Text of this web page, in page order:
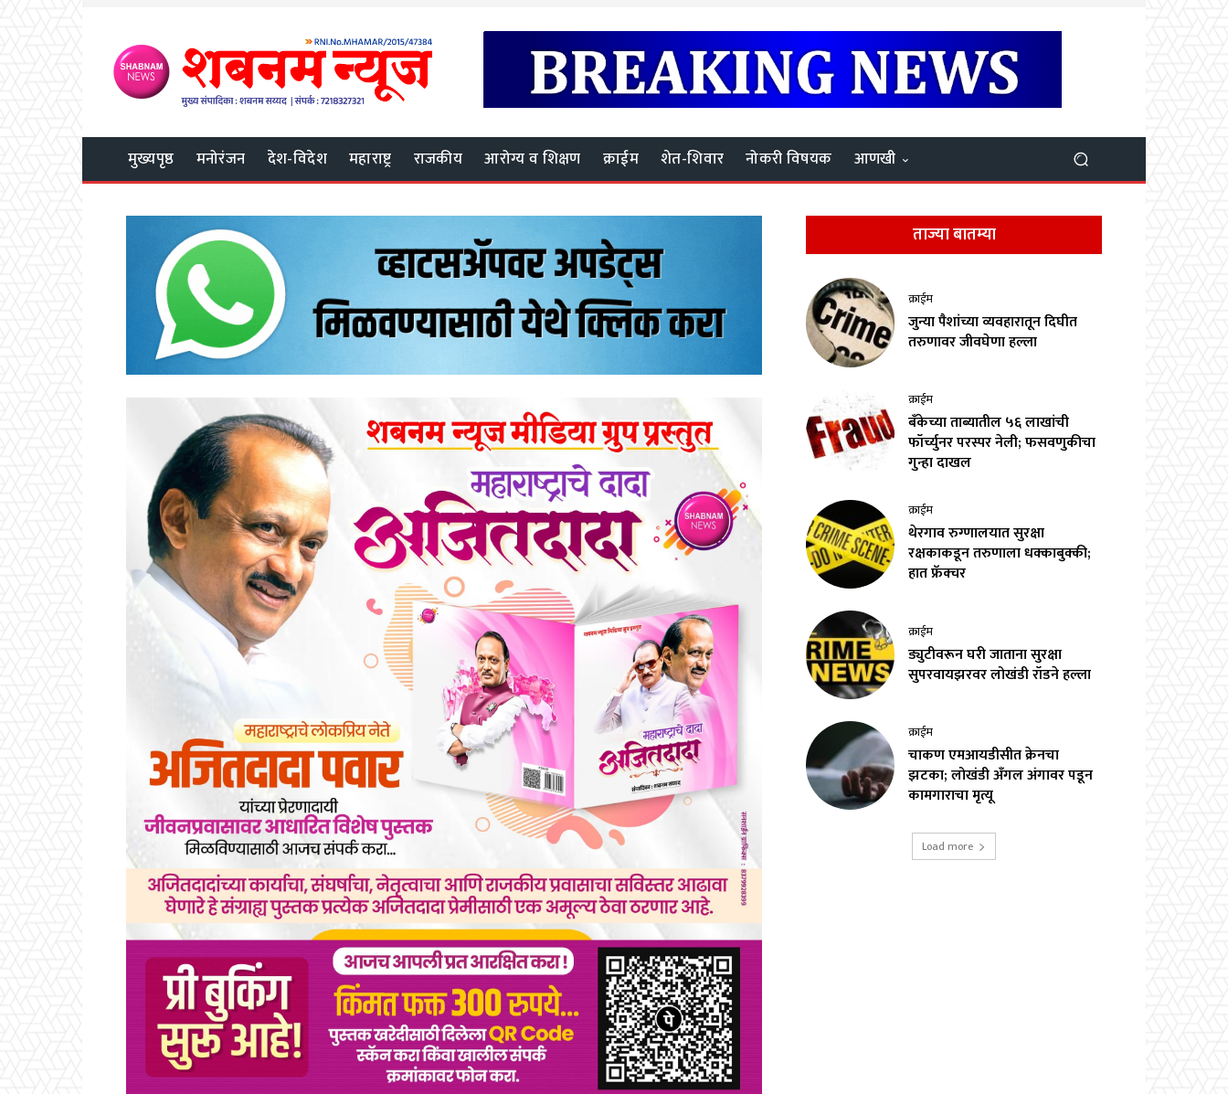
मुख्यपृष्ठ मनोरंजन देश-विदेश महाराष्ट्र राजकीय आरोग्य व शिक्षण क्राईम शेत-शिवार नोकरी विषयक आणखी
ताज्या बातम्या
क्राईम
जुन्या पैशांच्या व्यवहारातून दिघीत
तरुणावर जीवघेणा हल्ला
क्राईम
बँकेच्या ताब्यातील ५६ लाखांची
फॉर्च्युनर परस्पर नेली; फसवणुकीचा
गुन्हा दाखल
क्राईम
थेरगाव रुग्णालयात सुरक्षा
रक्षकाकडून तरुणाला धक्काबुक्की;
हात फ्रॅक्चर
क्राईम
ड्युटीवरून घरी जाताना सुरक्षा
सुपरवायझरवर लोखंडी रॉडने हल्ला
क्राईम
चाकण एमआयडीसीत क्रेनचा
झटका; लोखंडी अँगल अंगावर पडून
कामगाराचा मृत्यू
Load more